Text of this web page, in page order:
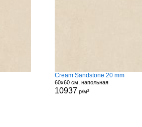
Cream Sandstone 20 mm
60x60 см, напольная
10937 р/м²